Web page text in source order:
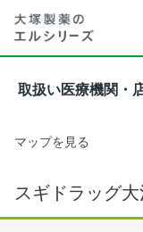
取扱い医療機関・
マップを見る
スギドラッグ大